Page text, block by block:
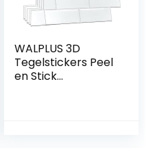
WALPLUS 3D
Tegelstickers Peel
en Stick